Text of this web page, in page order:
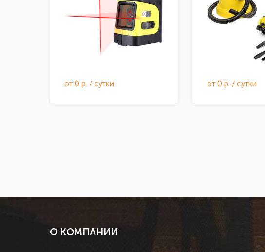
от 0 р. / сутки от 0 р. / сутки
О КОМПАНИИ